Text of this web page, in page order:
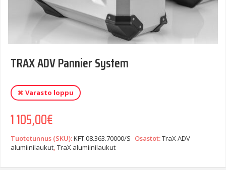
TRAX ADV Pannier System
Varasto loppu
1 105,00€
Tuotetunnus (SKU):KFT.08.363.70000/S Osastot:TraX ADV
alumiinilaukut, TraX alumiinilaukut